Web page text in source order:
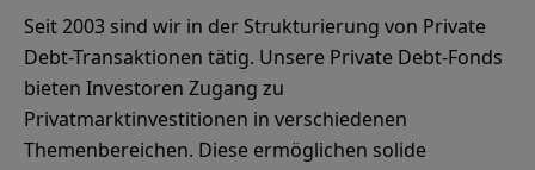
Seit 2003 sind wir in der Strukturierung von Private
Debt-Transaktionen tätig. Unsere Private Debt-Fonds
bieten Investoren Zugang zu
Privatmarktinvestitionen in verschiedenen
Themenbereichen. Diese ermöglichen solide